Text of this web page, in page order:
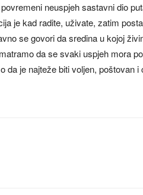
neuspjeh sastavni dio
je kad radite, uživate, zatim
se govori da sredina u kojoj
da se svaki uspjeh mora
da je najteže biti voljen, poštovan i